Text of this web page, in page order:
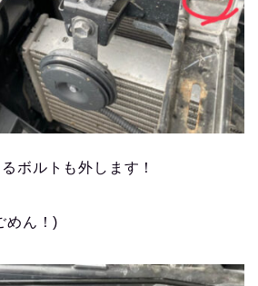
ボルトも外します！
めん！)